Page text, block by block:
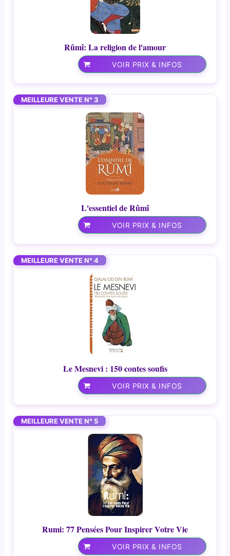
Rûmî: La religion de l'amour
VOIR PRIX & INFOS
MEILLEURE VENTE N° 3
L'essentiel de Rûmî
VOIR PRIX & INFOS
MEILLEURE VENTE N° 4
Le Mesnevi : 150 contes soufis
VOIR PRIX & INFOS
MEILLEURE VENTE N° 5
Rumi: 77 Pensées Pour Inspirer Votre Vie
VOIR PRIX & INFOS